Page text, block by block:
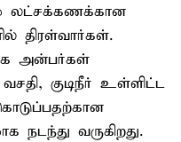
லட்சக்கணக்கான
திரள்வார்கள்.
அன்பர்கள்
குடிநீர் உள்ளிட்ட
நடந்து வருகிறது.